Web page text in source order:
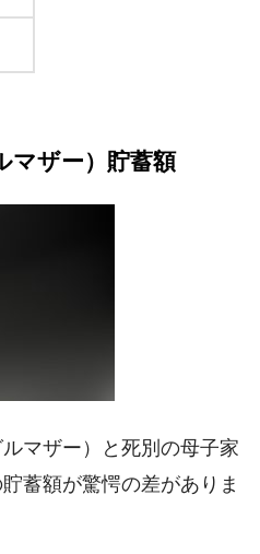
マザー）貯蓄額
マザー）と死別の母子家
蓄額が驚愕の差がありま